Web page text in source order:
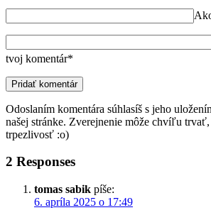
tvoj komentár*
Odoslaním komentára súhlasíš s jeho
našej stránke. Zverejnenie môže chvíľu
trpezlivosť :o)
2 Responses
tomas sabik píše:
6. apríla 2025 o 17:49